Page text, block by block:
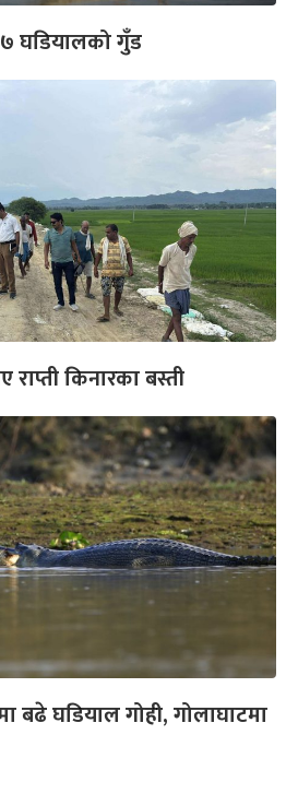
घडियालको गुँड
किनारका बस्ती
बढे घडियाल गोही, गोलाघाटमा